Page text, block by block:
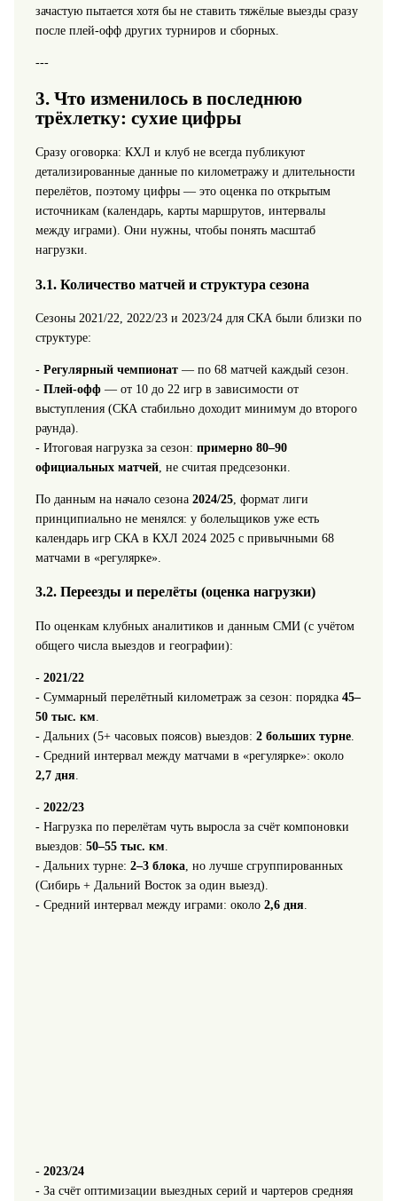
зачастую пытается хотя бы не ставить тяжёлые выезды сразу
после плей-офф других турниров и сборных.
---
3. Что изменилось в последнюю
трёхлетку: сухие цифры
Сразу оговорка: КХЛ и клуб не всегда публикуют
детализированные данные по километражу и длительности
перелётов, поэтому цифры — это оценка по открытым
источникам (календарь, карты маршрутов, интервалы
между играми). Они нужны, чтобы понять масштаб
нагрузки.
3.1. Количество матчей и структура сезона
Сезоны 2021/22, 2022/23 и 2023/24 для СКА были близки по
структуре:
- Регулярный чемпионат— по 68 матчей каждый сезон.
- Плей-офф— от 10 до 22 игр в зависимости от
выступления (СКА стабильно доходит минимум до второго
раунда).
- Итоговая нагрузка за сезон: примерно 80–90
официальных матчей, не считая предсезонки.
По данным на начало сезона 2024/25, формат лиги
принципиально не менялся: у болельщиков уже есть
календарь игр СКА в КХЛ 2024 2025 с привычными 68
матчами в «регулярке».
3.2. Переезды и перелёты (оценка нагрузки)
По оценкам клубных аналитиков и данным СМИ (с учётом
общего числа выездов и географии):
- 2021/22
- Суммарный перелётный километраж за сезон: порядка 45–
50 тыс. км
- Дальних (5+ часовых поясов) выездов: 2 больших турне.
- Средний интервал между матчами в «регулярке»: около
2,7 дня.
- 2022/23
- Нагрузка по перелётам чуть выросла за счёт компоновки
выездов: 50–55 тыс. км
- Дальних турне: 2–3 блока, но лучше сгруппированных
(Сибирь + Дальний Восток за один выезд).
- Средний интервал между играми: около 2,6 дня.
- 2023/24
- За счёт оптимизации выездных серий и чартеров средняя